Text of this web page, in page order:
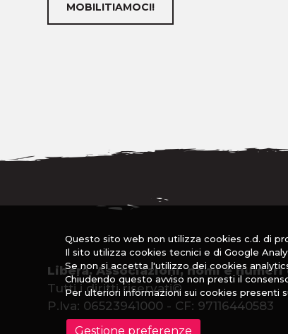
MOBILITIAMOCI!
Libera. Associazioni, nomi e
Tutti i diritti riservati©
P.Iva: 06523941000 - CF: 97116440583
Questo sito web non utilizza cookies c.d. di
Il sito utilizza cookies tecnici e di Google
Se non si accetta l'utilizzo dei cookies
Chiudendo questo avviso non presti il
Per ulteriori informazioni sui cookies presenti
Gestione preferenze